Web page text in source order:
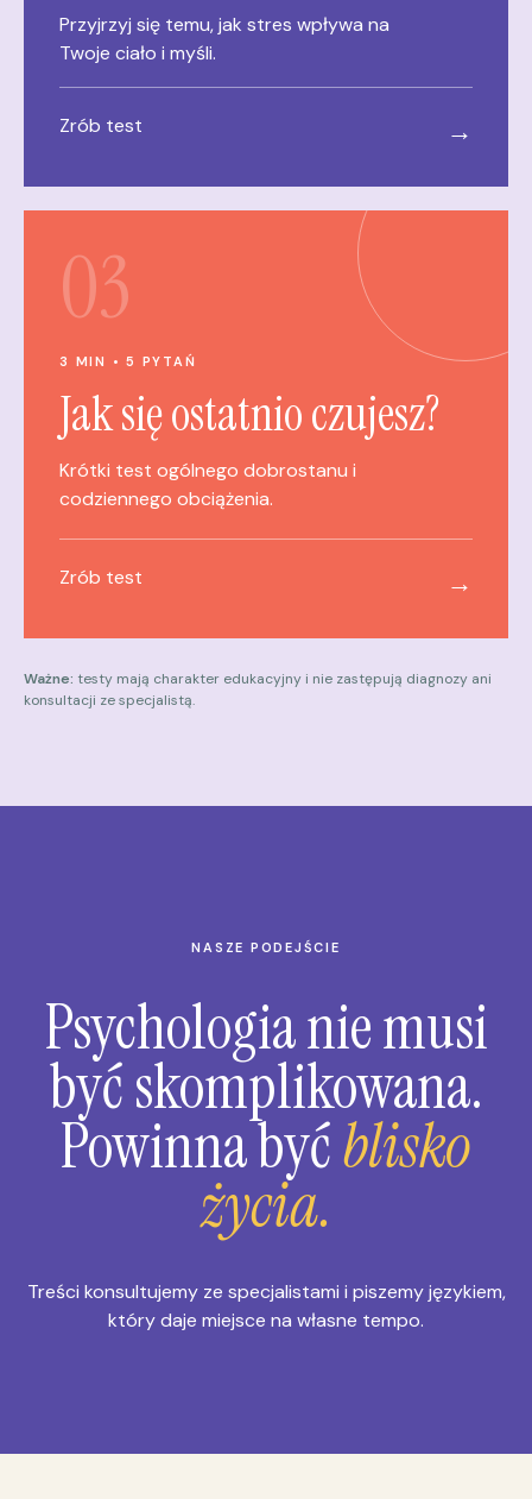
Przyjrzyj się temu, jak stres wpływa na
Twoje ciało i myśli.
Zrób test →
03
3 MIN • 5 PYTAŃ
Jak się ostatnio czujesz?
Krótki test ogólnego dobrostanu i
codziennego obciążenia.
Zrób test →
Ważne: testy mają charakter edukacyjny i nie zastępują diagnozy ani
konsultacji ze specjalistą.
NASZE PODEJŚCIE
Psychologia nie musi
być skomplikowana.
Powinna byćblisko
życia.
Treści konsultujemy ze specjalistami i piszemy językiem,
który daje miejsce na własne tempo.